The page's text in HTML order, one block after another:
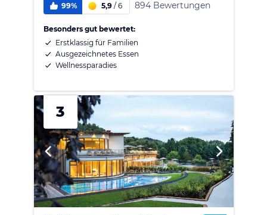
99% 5,9/ 6 894 Bewertungen
Besonders gut bewertet:
Erstklassig für Familien
Ausgezeichnetes Essen
Wellnessparadies
3